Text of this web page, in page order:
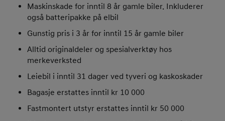
Maskinskade for inntil 8 år gamle biler. Inkluderer
også batteripakke på elbil
Gunstig pris i 3 år for inntil 15 år gamle biler
Alltid originaldeler og spesialverktøy hos
merkeverksted
Leiebil i inntil 31 dager ved tyveri og kaskoskader
Bagasje erstattes inntil kr 10 000
Fastmontert utstyr erstattes inntil kr 50 000